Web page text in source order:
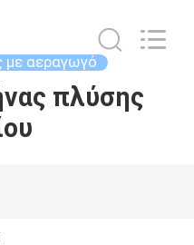
με αεραγωγό
πλύσης